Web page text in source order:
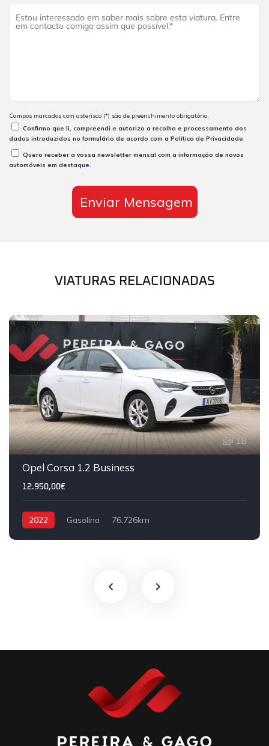
Campos marcados com asterisco (*) são de preenchimento obrigatório.
Confirmo que li, compreendi e autorizo a recolha e processamento dos
dados introduzidos no formulário de acordo com a Política de Privacidade
Quero receber a vossa newsletter mensal com a informação de novos
automóveis em destaque.
VIATURAS RELACIONADAS
18
Opel Corsa 1.2 Business
12.950,00€
2022 Gasolina 76,726km